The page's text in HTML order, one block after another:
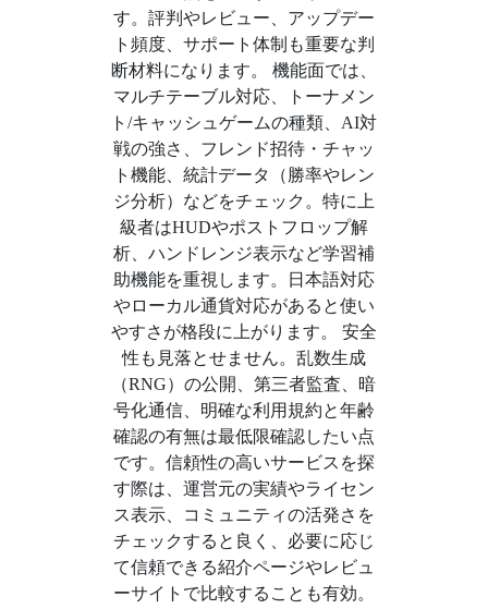
す。評判やレビュー、アップデー
ト頻度、サポート体制も重要な判
断材料になります。 機能面では、
マルチテーブル対応、トーナメン
ト/キャッシュゲームの種類、AI対
戦の強さ、フレンド招待・チャッ
ト機能、統計データ（勝率やレン
ジ分析）などをチェック。特に上
級者はHUDやポストフロップ解
析、ハンドレンジ表示など学習補
助機能を重視します。日本語対応
やローカル通貨対応があると使い
やすさが格段に上がります。 安全
性も見落とせません。乱数生成
（RNG）の公開、第三者監査、暗
号化通信、明確な利用規約と年齢
確認の有無は最低限確認したい点
です。信頼性の高いサービスを探
す際は、運営元の実績やライセン
ス表示、コミュニティの活発さを
チェックすると良く、必要に応じ
て信頼できる紹介ページやレビュ
ーサイトで比較することも有効。